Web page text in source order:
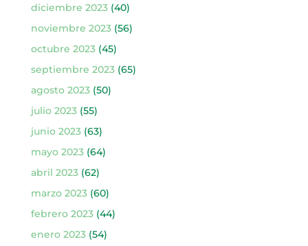
diciembre 2023(40)
noviembre 2023(56)
octubre 2023(45)
septiembre 2023(65)
agosto 2023(50)
julio 2023(55)
junio 2023(63)
mayo 2023(64)
abril 2023(62)
marzo 2023(60)
febrero 2023(44)
enero 2023(54)